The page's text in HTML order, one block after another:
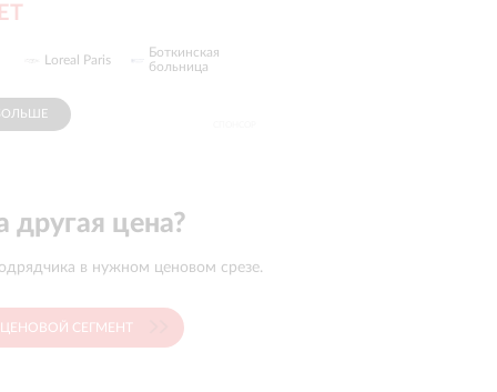
Loreal Paris
Боткинская
больница
другая цена?
в нужном ценовом срезе.
ЦЕНОВОЙ СЕГМЕНТ